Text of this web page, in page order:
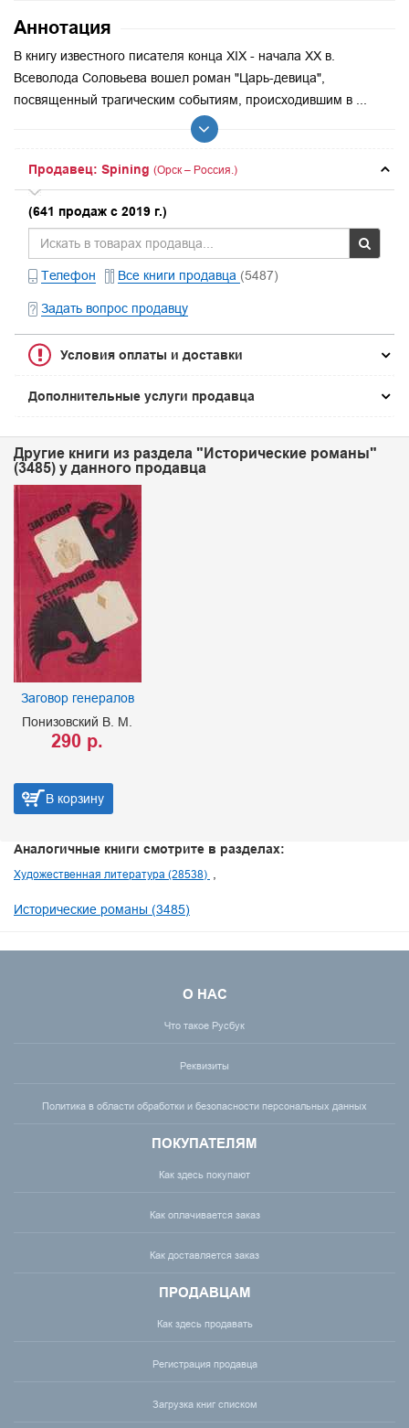
Аннотация
В книгу известного писателя конца XIX - начала XX в.
Всеволода Соловьева вошел роман "Царь-девица",
посвященный трагическим событиям, происходившим в ...
Продавец: Spining (Орск – Россия.)
(641 продаж с 2019 г.)
Телефон Все книги продавца (5487)
Задать вопрос продавцу
Условия оплаты и доставки
Дополнительные услуги продавца
Другие книги из раздела "Исторические романы"
(3485) у данного продавца
Заговор генералов
Понизовский В. М.
290 р.
В корзину
Аналогичные книги смотрите в разделах:
Художественная литература (28538)
Исторические романы (3485)
О НАС
Что такое Русбук
Реквизиты
Политика в области обработки и безопасности персональных данных
ПОКУПАТЕЛЯМ
Как здесь покупают
Как оплачивается заказ
Как доставляется заказ
ПРОДАВЦАМ
Как здесь продавать
Регистрация продавца
Загрузка книг списком